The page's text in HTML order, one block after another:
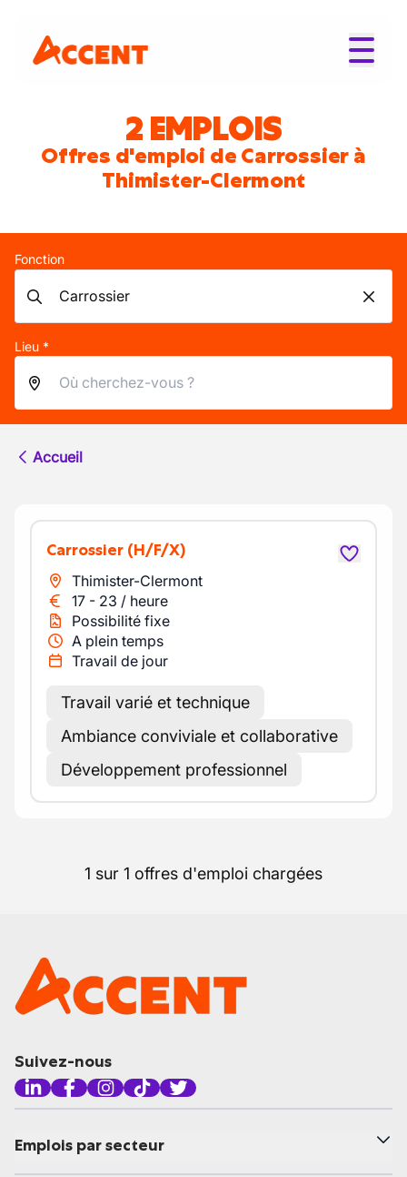
2 EMPLOIS
Offres d'emploi de Carrossier à
Thimister-Clermont
Fonction
Lieu *
Accueil
Carrossier (H/F/X)
Thimister-Clermont
17 - 23 / heure
Possibilité fixe
A plein temps
Travail de jour
Travail varié et technique
Ambiance conviviale et collaborative
Développement professionnel
1 sur 1 offres d'emploi chargées
Suivez-nous
Emplois par secteur